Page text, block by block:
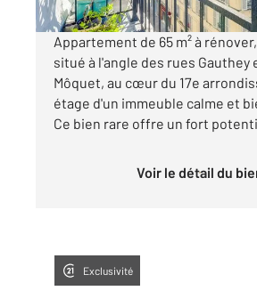
Appartement de 65 m² à
situé à l'angle des rues Gauthey
Môquet, au cœur du 17e
étage d'un immeuble calme et
Ce bien rare offre un fort
Voir le détail du
Exclusivité